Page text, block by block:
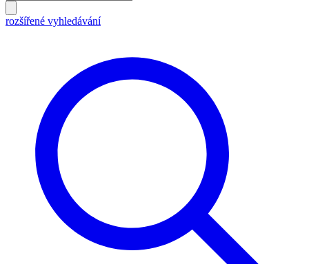
rozšířené vyhledávání